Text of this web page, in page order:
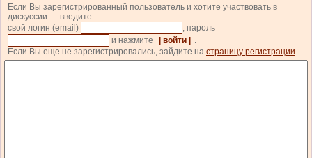
Если Вы зарегистрированный пользователь и хотите участвовать в
дискуссии — введите
свой логин (email)
, пароль
и нажмите
| войти |
.
Если Вы еще не зарегистрировались, зайдите на страницу регистрации.